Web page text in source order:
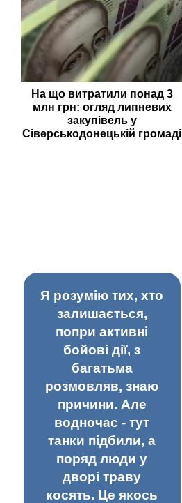
На що витратили понад 3
млн грн: огляд липневих
закупівель у
Сіверськодонецькій громаді
Я розумію тих, хто
залишається,
попри активні
бойові дії, з
багатьма
розмовляв, знаю
причини. Але
водночас - тут
танки підбили, а
поряд люди у
дворі траву
косять. Це якось